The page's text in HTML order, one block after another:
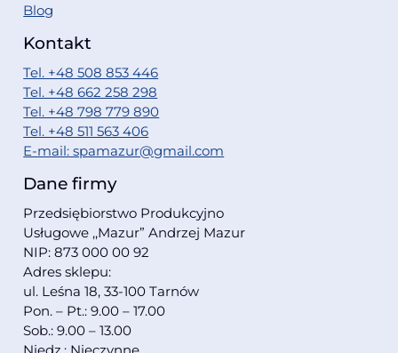
Blog
Kontakt
Tel. +48 508 853 446
Tel. +48 662 258 298
Tel. +48 798 779 890
Tel. +48 511 563 406
E-mail: spamazur@gmail.com
Dane firmy
Przedsiębiorstwo Produkcyjno
Usługowe ,,Mazur” Andrzej Mazur
NIP: 873 000 00 92
Adres sklepu:
ul. Leśna 18, 33-100 Tarnów
Pon. – Pt.: 9.00 – 17.00
Sob.: 9.00 – 13.00